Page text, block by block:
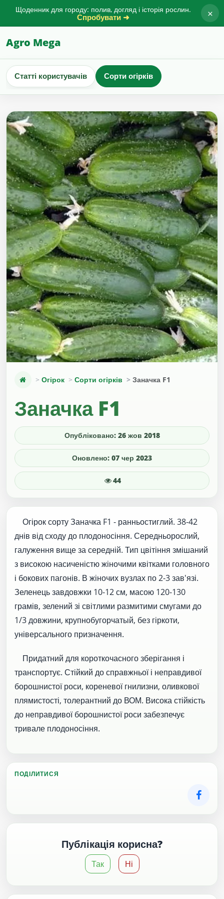
Щоденник для городу: полив, догляд і історія рослин.
Спробувати ➜ ×
Agro Mega
Статті користувачів Сорти огірків
Огірок Сорти огірків Заначка F1
Заначка F1
Опубліковано: 26 жов 2018
Оновлено: 07 чер 2023
44
Огірок сорту Заначка F1 - ранньостиглий. 38-42
днів від сходу до плодоносіння. Середньорослий,
галуження вище за середній. Тип цвітіння змішаний
з високою насиченістю жіночими квітками головного
і бокових пагонів. В жіночих вузлах по 2-3 зав'язі.
Зеленець завдовжки 10-12 см, масою 120-130
грамів, зелений зі світлими размитими смугами до
1/3 довжини, крупнобугорчатый, без гіркоти,
універсального призначення.
Придатний для короткочасного зберігання і
транспортує. Стійкий до справжньої і неправдивої
борошнистої роси, кореневої гнилизни, оливкової
плямистості, толерантний до ВОМ. Висока стійкість
до неправдивої борошнистої роси забезпечує
тривале плодоносіння.
ПОДІЛИТИСЯ
Публікація корисна?
Так Ні